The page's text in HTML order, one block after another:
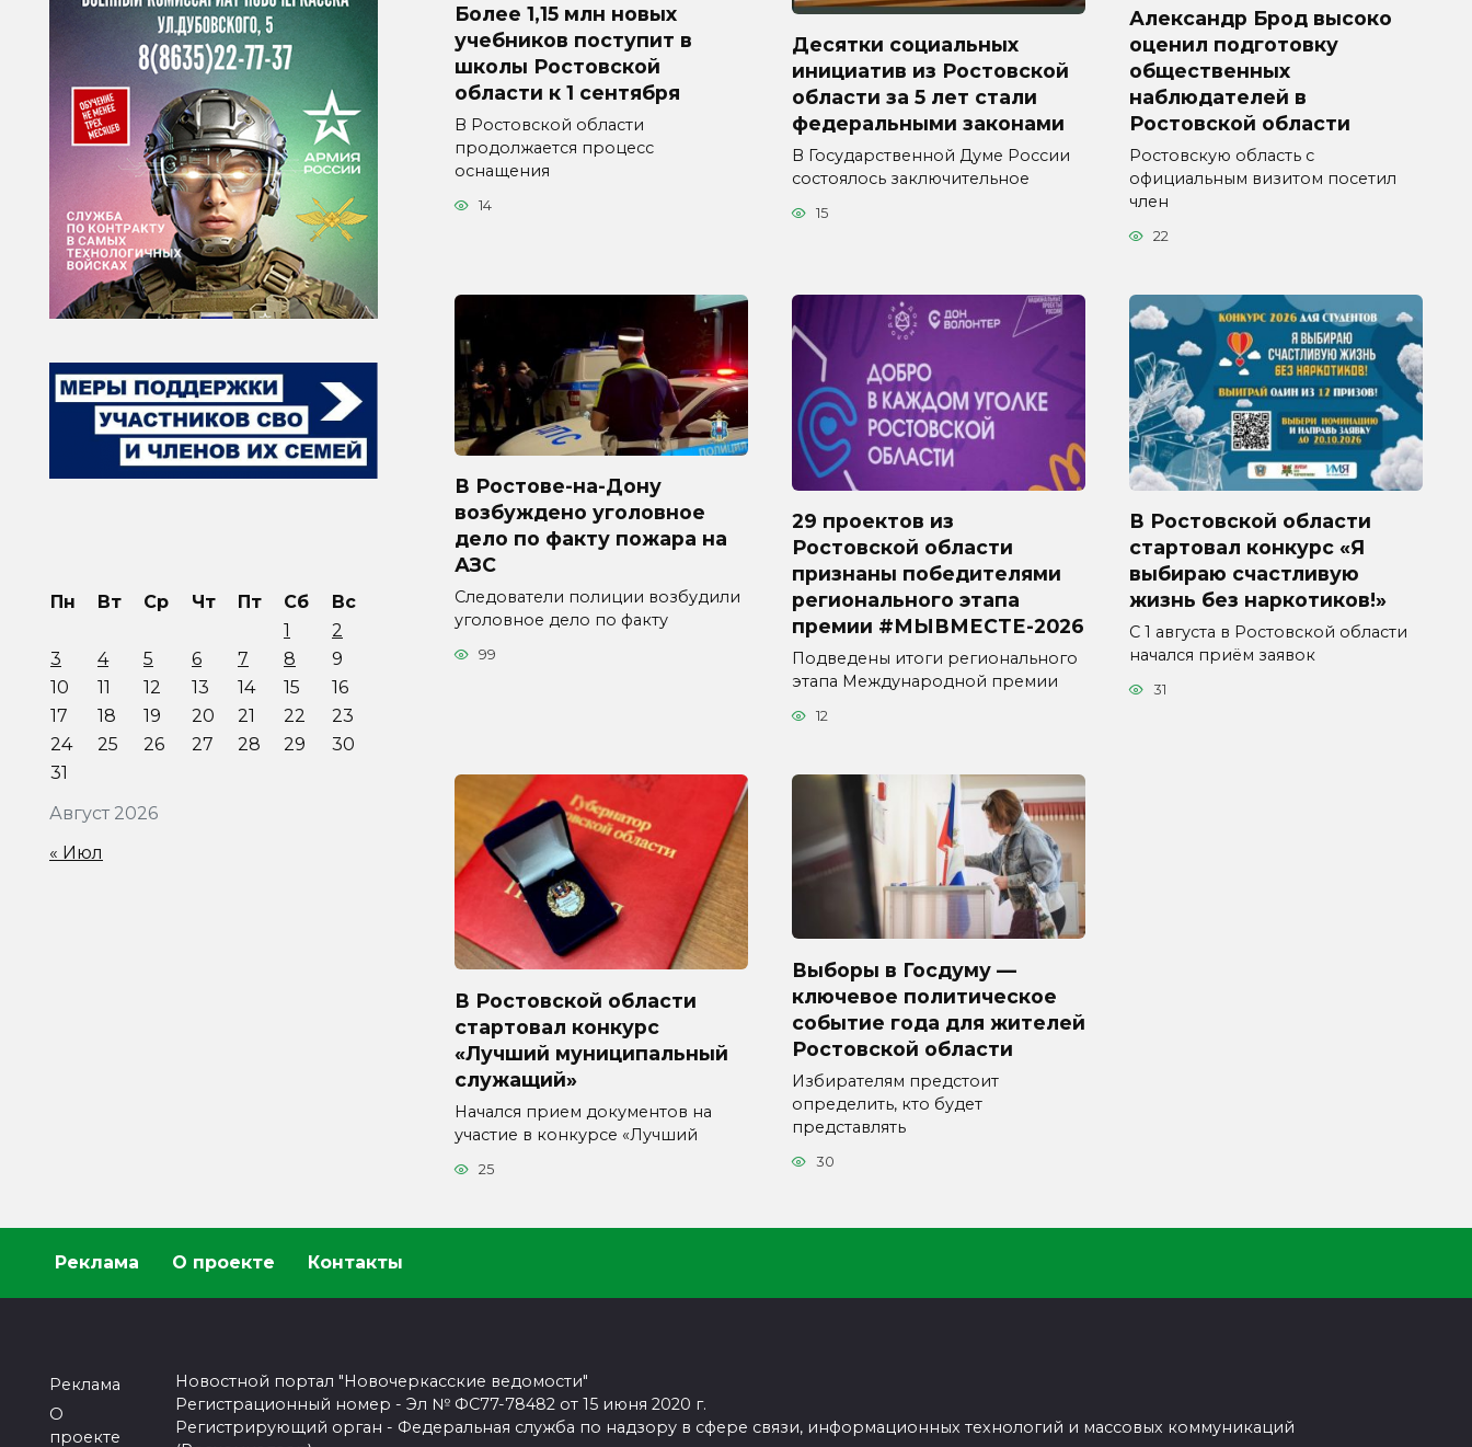
Более 1,15 млн новых
учебников поступит в
школы Ростовской
области к 1 сентября
В Ростовской области
продолжается процесс
оснащения
14
Десятки социальных
инициатив из Ростовской
области за 5 лет стали
федеральными законами
В Государственной Думе России
состоялось заключительное
15
Александр Брод высоко
оценил подготовку
общественных
наблюдателей в
Ростовской области
Ростовскую область с
официальным визитом посетил
член
22
В Ростове-на-Дону
возбуждено уголовное
дело по факту пожара на
АЗС
Следователи полиции возбудили
уголовное дело по факту
99
29 проектов из
Ростовской области
признаны победителями
регионального этапа
премии #МЫВМЕСТЕ-2026
Подведены итоги регионального
этапа Международной премии
12
В Ростовской области
стартовал конкурс «Я
выбираю счастливую
жизнь без наркотиков!»
С 1 августа в Ростовской области
начался приём заявок
31
В Ростовской области
стартовал конкурс
«Лучший муниципальный
служащий»
Начался прием документов на
участие в конкурсе «Лучший
25
Выборы в Госдуму —
ключевое политическое
событие года для жителей
Ростовской области
Избирателям предстоит
определить, кто будет
представлять
30
Август 2026
Пн Вт Ср Чт Пт Сб
Вс
1
2
3
4 5 6 7 8
9
10
11 12 13 14 15
16
17
18 19 20 21 22
23
24
25 26 27 28 29
30
31
« Июл
Реклама О проекте Контакты
Реклама
О
проекте
Новостной портал "Новочеркасские ведомости"
Регистрационный номер - Эл № ФС77-78482 от 15 июня 2020 г.
Регистрирующий орган - Федеральная служба по надзору в сфере связи, информационных технологий и массовых коммуникаций